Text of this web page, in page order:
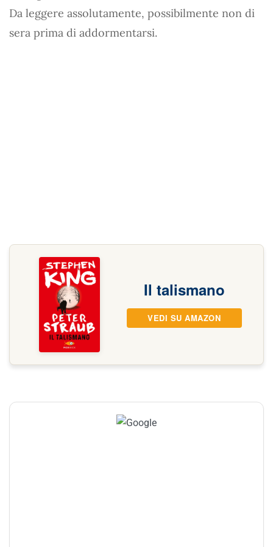
Da leggere assolutamente, possibilmente non di
sera prima di addormentarsi.
Il talismano
VEDI SU AMAZON